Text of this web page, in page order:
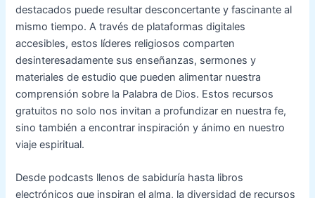
destacados puede resultar desconcertante y fascinante al
mismo tiempo. A través de plataformas digitales
accesibles, estos líderes religiosos comparten
desinteresadamente sus enseñanzas, sermones y
materiales de estudio que pueden alimentar nuestra
comprensión sobre la Palabra de Dios. Estos recursos
gratuitos no solo nos invitan a profundizar en nuestra fe,
sino también a encontrar inspiración y ánimo en nuestro
viaje espiritual.
Desde podcasts llenos de sabiduría hasta libros
electrónicos que inspiran el alma, la diversidad de recursos